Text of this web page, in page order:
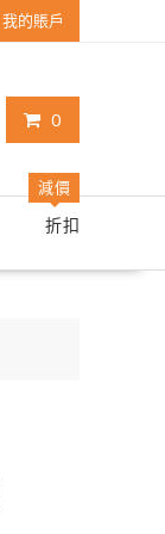
我的賬戶
0
減價
折扣